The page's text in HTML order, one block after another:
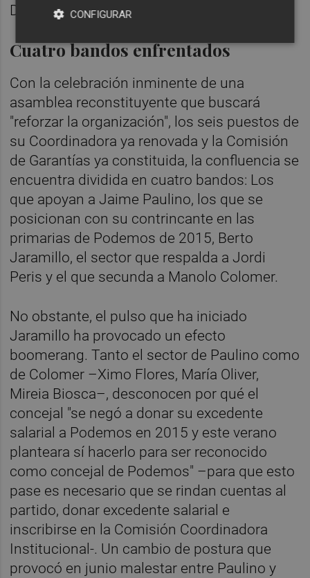
Diputación.
Cuatro bandos enfrentados
Con la celebración inminente de una
asamblea reconstituyente que buscará
"reforzar la organización", los seis puestos de
su Coordinadora ya renovada y la Comisión
de Garantías ya constituida, la confluencia se
encuentra dividida en cuatro bandos: Los
que apoyan a Jaime Paulino, los que se
posicionan con su contrincante en las
primarias de Podemos de 2015, Berto
Jaramillo, el sector que respalda a Jordi
Peris y el que secunda a Manolo Colomer.
No obstante, el pulso que ha iniciado
Jaramillo ha provocado un efecto
boomerang. Tanto el sector de Paulino como
de Colomer –Ximo Flores, María Oliver,
Mireia Biosca–, desconocen por qué el
concejal "se negó a donar su excedente
salarial a Podemos en 2015 y este verano
planteara sí hacerlo para ser reconocido
como concejal de Podemos" –para que esto
pase es necesario que se rindan cuentas al
partido, donar excedente salarial e
inscribirse en la Comisión Coordinadora
Institucional-. Un cambio de postura que
provocó en junio malestar entre Paulino y
CONFIGURAR